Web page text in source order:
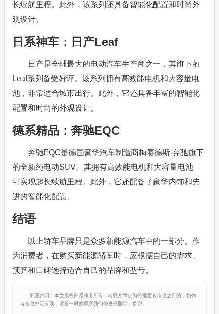
长续航里程。此外，该系列还具备智能化配置和时尚外
观设计。
日系神车：日产Leaf
日产是全球最大的电动汽车生产商之一，其旗下的
Leaf系列备受好评。该系列拥有高效能电机和大容量电
池，非常适合城市出行。此外，它还具备丰富的智能化
配置和时尚的外观设计。
德系精品：奔驰EQC
奔驰EQC是德国豪华汽车制造商梅赛德斯-奔驰旗下
的全新纯电动SUV。其拥有高效能电机和大容量电池，
可实现超长续航里程。此外，它还配备了豪华内饰和先
进的智能化配置。
结语
以上轿车品牌只是众多新能源汽车中的一部分。作
为消费者，在购买新能源轿车时，应根据自己的需求、
预算和口碑选择适合自己的品牌和型号。
郑重声明：本文版权归原作者所有，转载文章仅为传播更多信息之目的，如作
者信息标记有误，请第一时候联系我们修改或删除，多谢。